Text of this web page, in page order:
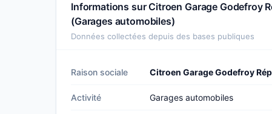
Informations sur Citroen Garage Godefroy
(Garages automobiles)
Données collectées depuis des bases publiques
Raison sociale Citroen Garage Godefroy
Activité Garages automobiles